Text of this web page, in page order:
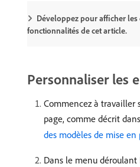
Développez pour afficher les
fonctionnalités de cet article.
Personnaliser les
Commencez à travailler
page, comme décrit
des modèles de mise en
Dans le menu déroulant